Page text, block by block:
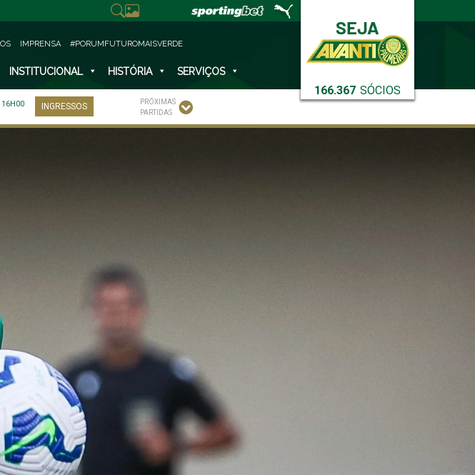
166.367 SÓCIOS
IMPRENSA #PORUMFUTUROMAISVERDE
INSTITUCIONAL HISTÓRIA SERVIÇOS
16H00
INGRESSOS
PRÓXIMAS
PARTIDAS